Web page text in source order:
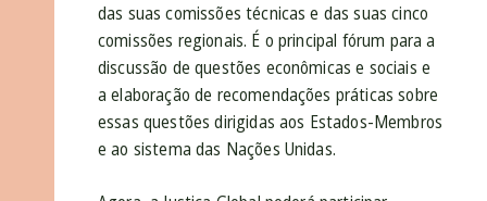
das suas comissões técnicas e das suas cinco
comissões regionais. É o principal fórum para a
discussão de questões econômicas e sociais e
a elaboração de recomendações práticas sobre
essas questões dirigidas aos Estados-Membros
e ao sistema das Nações Unidas.